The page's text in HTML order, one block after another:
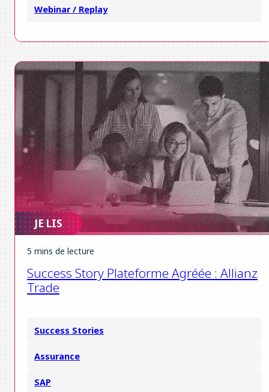
Webinar / Replay
JE LIS
5 mins de lecture
Success Story Plateforme Agréée : Allianz
Trade
Success Stories
Assurance
SAP